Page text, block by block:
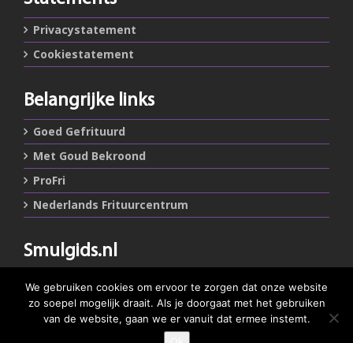
Privacystatement
Cookiestatement
Belangrijke links
Goed Gefrituurd
Met Goud Bekroond
ProFri
Nederlands Frituurcentrum
Smulgids.nl
Blaarthemseweg 72
5502 JW Veldhoven
We gebruiken cookies om ervoor te zorgen dat onze website
zo soepel mogelijk draait. Als je doorgaat met het gebruiken
van de website, gaan we er vanuit dat ermee instemt.